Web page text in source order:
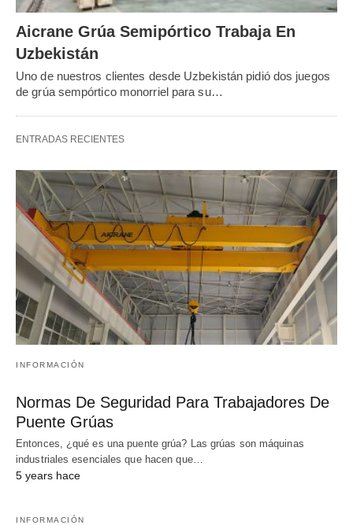
Aicrane Grúa Semipórtico Trabaja En
Uzbekistán
Uno de nuestros clientes desde Uzbekistán pidió dos juegos
de grúa sempórtico monorriel para su…
ENTRADAS RECIENTES
INFORMACIÓN
Normas De Seguridad Para Trabajadores De
Puente Grúas
Entonces, ¿qué es una puente grúa? Las grúas son máquinas
industriales esenciales que hacen que…
5 years hace
INFORMACIÓN